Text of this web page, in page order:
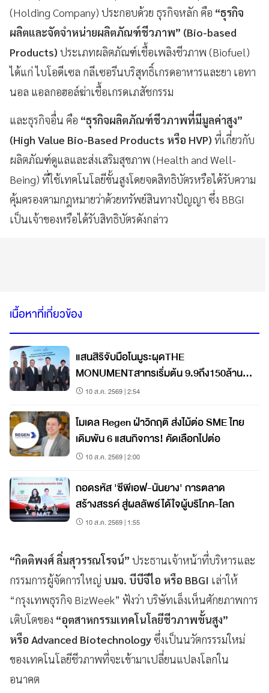
(Holding Company) ประกอบด้วย ธุรกิจหลัก คือ “ธุรกิจ
ผลิตและจัดจำหน่ายผลิตภัณฑ์ชีวภาพ” (Bio-based
Products) ประเภทผลิตภัณฑ์เชื้อเพลิงชีวภาพ (Biofuel)
ได้แก่ ไบโอดีเซล กลีเซอรีนบริสุทธิ์เกรดอาหารและยา เอทา
นอล แอลกอฮอล์ฆ่าเชื้อเกรดเภสัชกรรม
และธุรกิจอื่น คือ “ธุรกิจผลิตภัณฑ์ชีวภาพที่มีมูลค่าสูง”
(High Value Bio-Based Products หรือ HVP) ที่เกี่ยวกับ
ผลิตภัณฑ์ดูแลและส่งเสริมสุขภาพ (Health and Well-
Being) ที่ใช้เทคโนโลยีขั้นสูงโดยจดสิทธิบัตรหรือได้รับความ
คุ้มครองตามกฎหมายว่าด้วยทรัพย์สินทางปัญญา ซึ่ง BBGI
เป็นเจ้าของหรือได้รับสิทธิบัตรดังกล่าว
เนื้อหาที่เกี่ยวข้อง
แสนสิริจับมือโนมูระผุดTHE
MONUMENTสาทรเริ่มต้น 9.9ถึง150ล้าน
เจาะHNWIs
10 ส.ค. 2569 | 2:54
โมเดล Regen ฝ่าวิกฤติ ส่งไม้ต่อ SME ไทย
เดิมพัน 6 แสนกิจการ! คัดเลือกไปต่อ
10 ส.ค. 2569 | 2:00
ถอดรหัส 'ซีพีเอฟ-นันยาง' การตลาด
สร้างสรรค์ สู่ผลลัพธ์ได้ใจผู้บริโภค-โลก
10 ส.ค. 2569 | 1:55
“กิตติพงศ์ ลิ่มสุวรรณโรจน์” ประธานเจ้าหน้าที่บริหารและ
กรรมการผู้จัดการใหญ่ บมจ. บีบีจีไอ หรือ BBGI เล่าให้
“กรุงเทพธุรกิจ BizWeek” ฟังว่า บริษัทเล็งเห็นศักยภาพการ
เติบโตของ “อุตสาหกรรมเทคโนโลยีชีวภาพขั้นสูง”
หรือ Advanced Biotechnologyซึ่งเป็นนวัตกรรรมใหม่
ของเทคโนโลยีชีวภาพที่จะเข้ามาเปลี่ยนแปลงโลกใน
อนาคต